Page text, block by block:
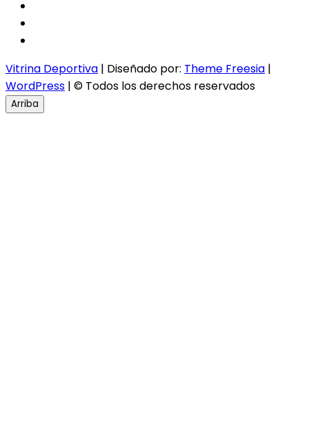
Vitrina Deportiva | Diseñado por: Theme Freesia |
WordPress | © Todos los derechos reservados
Arriba